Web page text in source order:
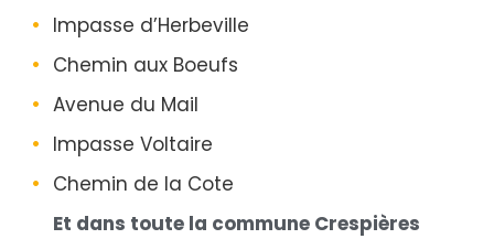
Impasse d’Herbeville
Chemin aux Boeufs
Avenue du Mail
Impasse Voltaire
Chemin de la Cote
Et dans toute la commune Crespières